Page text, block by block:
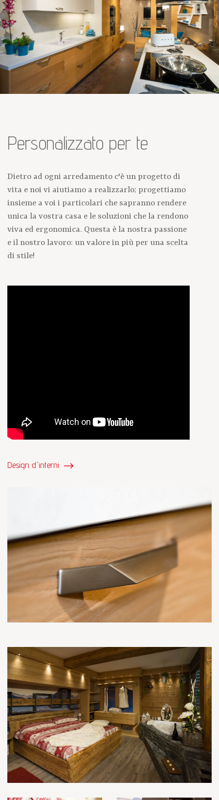
Personalizzato per te
Dietro ad ogni arredamento c'è un progetto di
vita e noi vi aiutiamo a realizzarlo; progettiamo
insieme a voi i particolari che sapranno rendere
unica la vostra casa e le soluzioni che la rendono
viva ed ergonomica. Questa è la nostra passione
e il nostro lavoro: un valore in più per una scelta
di stile!
Design d'interni